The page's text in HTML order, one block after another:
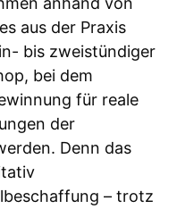
aus der Praxis
bis zweistündiger
bei dem
für reale
der
Denn das
– trotz